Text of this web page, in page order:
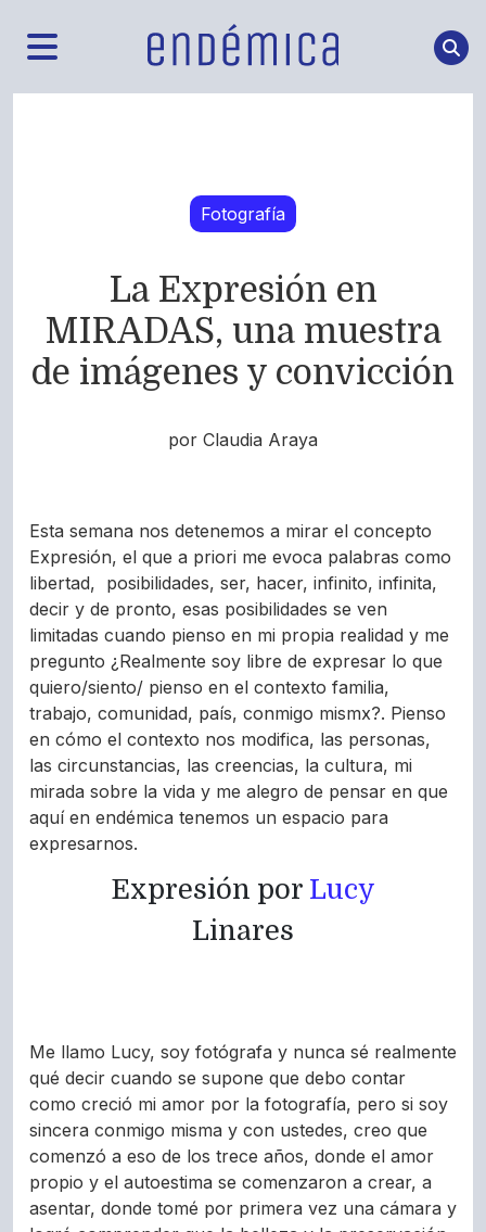
Fotografía
La Expresión en
MIRADAS, una muestra
de imágenes y convicción
por Claudia Araya
Esta semana nos detenemos a mirar el concepto
Expresión, el que a priori me evoca palabras como
libertad, posibilidades, ser, hacer, infinito, infinita,
decir y de pronto, esas posibilidades se ven
limitadas cuando pienso en mi propia realidad y me
pregunto ¿Realmente soy libre de expresar lo que
quiero/siento/ pienso en el contexto familia,
trabajo, comunidad, país, conmigo mismx?. Pienso
en cómo el contexto nos modifica, las personas,
las circunstancias, las creencias, la cultura, mi
mirada sobre la vida y me alegro de pensar en que
aquí en endémica tenemos un espacio para
expresarnos.
Expresión por Lucy
Linares
Me llamo Lucy, soy fotógrafa y nunca sé realmente
qué decir cuando se supone que debo contar
como creció mi amor por la fotografía, pero si soy
sincera conmigo misma y con ustedes, creo que
comenzó a eso de los trece años, donde el amor
propio y el autoestima se comenzaron a crear, a
asentar, donde tomé por primera vez una cámara y